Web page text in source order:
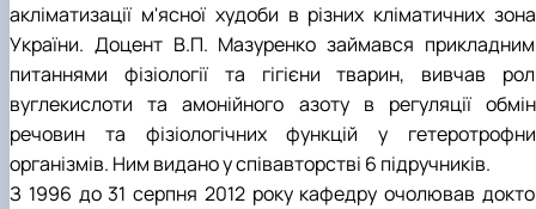
акліматизації м'ясної худоби в різних кліматичних
України. Доцент В.П. Мазуренко займався
питаннями фізіології та гігієни тварин, вивчав
вуглекислоти та амонійного азоту в регуляції
речовин та фізіологічних функцій у
організмів. Ним видано у співавторстві 6 підручників.
З 1996 до 31 серпня 2012 року кафедру очолював